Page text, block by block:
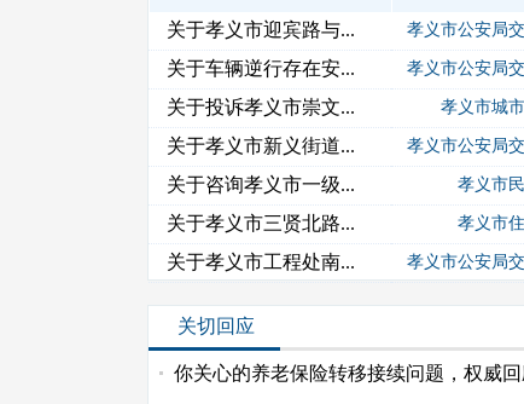
我要写
关于孝义市迎宾路与... 孝义市公安局
关于车辆逆行存在安... 孝义市公安局
关于投诉孝义市崇文... 孝义市城
关于孝义市新义街道... 孝义市公安局
关于咨询孝义市一级... 孝义市
关于孝义市三贤北路... 孝义市
关于孝义市工程处南... 孝义市公安局
关切回应
你关心的养老保险转移接续问题，权威回